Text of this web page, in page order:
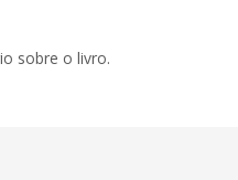
sobre o livro.